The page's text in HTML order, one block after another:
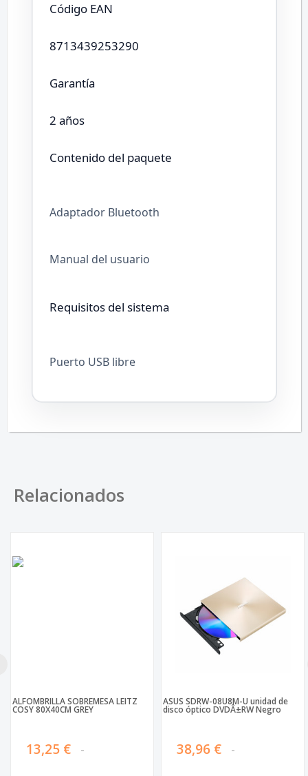
Código EAN
8713439253290
Garantía
2 años
Contenido del paquete
Adaptador Bluetooth
Manual del usuario
Requisitos del sistema
Puerto USB libre
Relacionados
ALFOMBRILLA SOBREMESA LEITZ
COSY 80X40CM GREY
13,25 €
ASUS SDRW-08U8M-U unidad de
disco óptico DVDÂ±RW Negro
38,96 €